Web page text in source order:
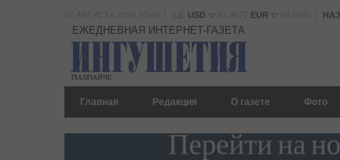
USD EUR
ЕЖЕДНЕВНАЯ ИНТЕРНЕТ-ГАЗЕТА
Главная Редакция О газете Фото